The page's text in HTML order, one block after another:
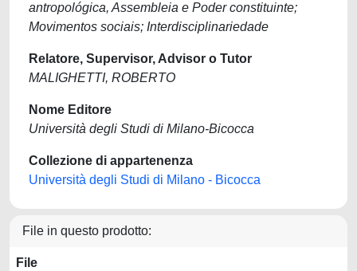
antropológica, Assembleia e Poder constituinte;
Movimentos sociais; Interdisciplinariedade
Relatore, Supervisor, Advisor o Tutor
MALIGHETTI, ROBERTO
Nome Editore
Università degli Studi di Milano-Bicocca
Collezione di appartenenza
Università degli Studi di Milano - Bicocca
File in questo prodotto:
File